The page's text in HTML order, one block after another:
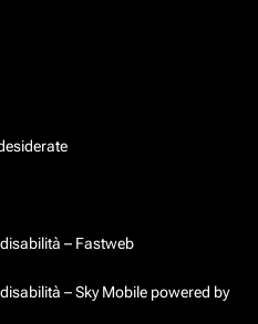
– Fastweb
– Sky Mobile powered by